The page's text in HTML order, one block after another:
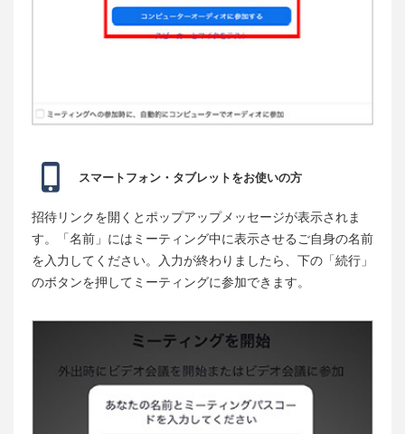
スマートフォン・タブレットをお使いの方
招待リンクを開くとポップアップメッセージが表示されま
す。「名前」にはミーティング中に表示させるご自身の名前
を入力してください。入力が終わりましたら、下の「続行」
のボタンを押してミーティングに参加できます。